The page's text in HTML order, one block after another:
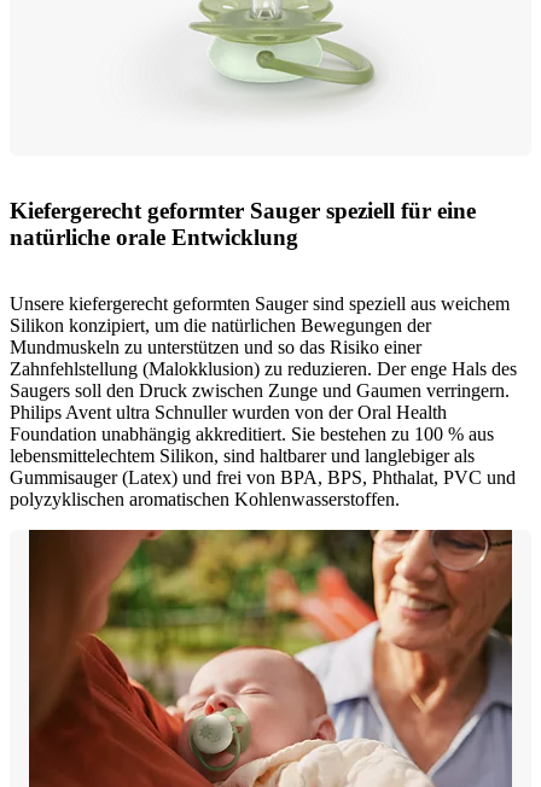
Kiefergerecht geformter Sauger speziell für eine
natürliche orale Entwicklung
Unsere kiefergerecht geformten Sauger sind speziell aus weichem
Silikon konzipiert, um die natürlichen Bewegungen der
Mundmuskeln zu unterstützen und so das Risiko einer
Zahnfehlstellung (Malokklusion) zu reduzieren. Der enge Hals des
Saugers soll den Druck zwischen Zunge und Gaumen verringern.
Philips Avent ultra Schnuller wurden von der Oral Health
Foundation unabhängig akkreditiert. Sie bestehen zu 100 % aus
lebensmittelechtem Silikon, sind haltbarer und langlebiger als
Gummisauger (Latex) und frei von BPA, BPS, Phthalat, PVC und
polyzyklischen aromatischen Kohlenwasserstoffen.